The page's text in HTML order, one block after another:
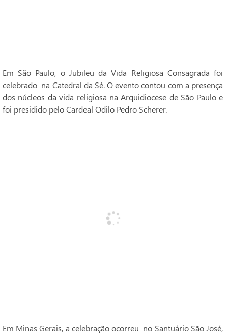
Em São Paulo, o Jubileu da Vida Religiosa Consagrada foi
celebrado na Catedral da Sé. O evento contou com a presença
dos núcleos da vida religiosa na Arquidiocese de São Paulo e
foi presidido pelo Cardeal Odilo Pedro Scherer.
Em Minas Gerais, a celebração ocorreu no Santuário São José,